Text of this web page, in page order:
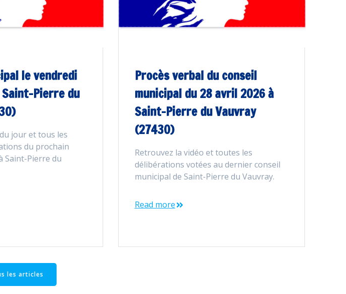
le vendredi
Pierre du
jour et tous les
du prochain
Saint-Pierre du
Procès verbal du conseil
municipal du 28 avril 2026 à
Saint-Pierre du Vauvray
(27430)
Retrouvez la vidéo et toutes les
délibérations votées au dernier conseil
municipal de Saint-Pierre du Vauvray.
Read more
les articles